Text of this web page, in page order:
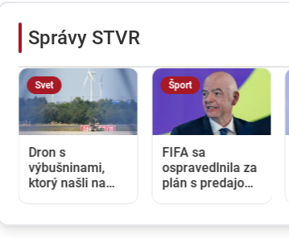
Správy STVR
Svet
Dron s
výbušninami,
ktorý našli na
novú úroveň
Šport
FIFA sa
ospravedlnila za
plán s predajom
podržala a